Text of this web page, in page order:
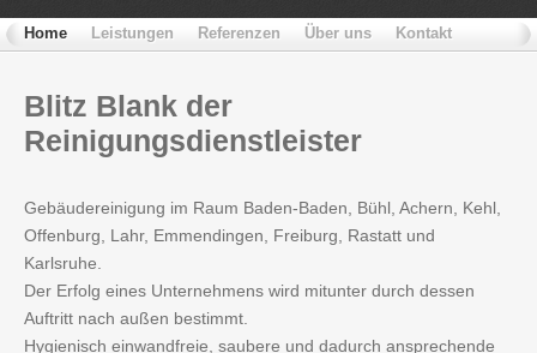
Home Leistungen Referenzen Über uns Kontakt
Blitz Blank der
Reinigungsdienstleister
Gebäudereinigung im Raum Baden-Baden, Bühl, Achern, Kehl,
Offenburg, Lahr, Emmendingen, Freiburg, Rastatt und
Karlsruhe.
Der Erfolg eines Unternehmens wird mitunter durch dessen
Auftritt nach außen bestimmt.
Hygienisch einwandfreie, saubere und dadurch ansprechende